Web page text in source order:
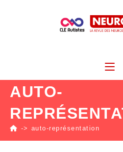
AUTO-
-> auto-représentation